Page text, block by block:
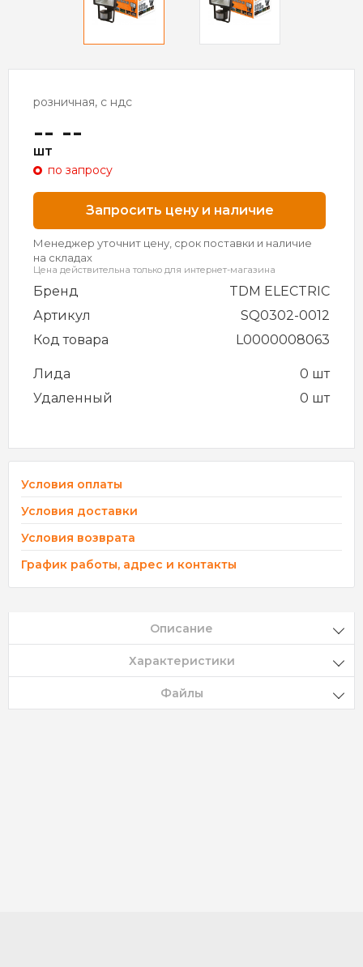
розничная, с ндс
-- --
шт
по запросу
Запросить цену и наличие
Менеджер уточнит цену, срок поставки и наличие
на складах
Цена действительна только для интернет-магазина
Бренд
TDM ELECTRIC
Артикул
SQ0302-0012
Код товара
L0000008063
Лида
0 шт
Удаленный
0 шт
Условия оплаты
Условия доставки
Условия возврата
График работы, адрес и контакты
Описание
Характеристики
Файлы